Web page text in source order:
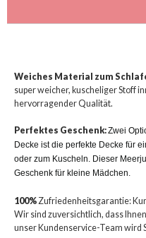
Weiches Material zum
super weicher, kuscheliger Stoff
hervorragender Qualität.
Perfektes Geschenk:Zwei
Decke ist die perfekte Decke für
oder zum Kuscheln. Dieser
Geschenk für kleine Mädchen.
100% Zufriedenheitsgarantie:
Wir sind zuversichtlich, dass
unser Kundenservice-Team wird